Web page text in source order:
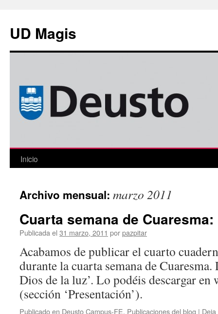
contenido
UD Magis
Inicio
Archivo mensual: marzo 2011
Cuarta semana de
Publicada el 31 marzo, 2011 porpazpitar
Acabamos de publicar el cuarto
durante la cuarta semana de
Dios de la luz’. Lo podéis descargar en
(sección ‘Presentación’).
Publicado en Deusto Campus-FE, Publicaciones del blog |